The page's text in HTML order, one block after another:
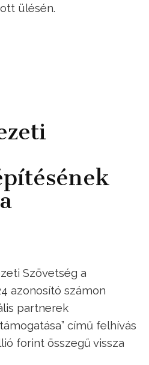
ülésén.
Szövetség a
azonosító számon
partnerek
című felhívás
forint összegű vissza